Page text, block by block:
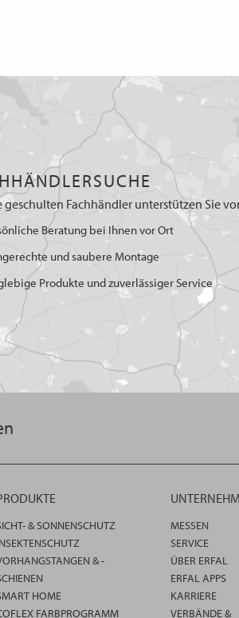
geschulten Fachhändler unterstützen Sie
Beratung bei Ihnen vor Ort
und saubere Montage
Produkte und zuverlässiger Service
& SONNENSCHUTZ
& -
HOME
FARBPROGRAMM
MESSEN
SERVICE
ÜBER ERFAL
ERFAL APPS
KARRIERE
VERBÄNDE &